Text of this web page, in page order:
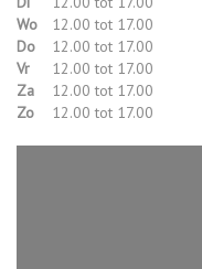
Wo
12.00 tot 17.00
Do
12.00 tot 17.00
Vr
12.00 tot 17.00
Za
12.00 tot 17.00
Zo
12.00 tot 17.00